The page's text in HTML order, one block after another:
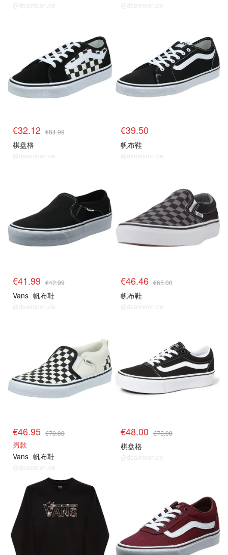
@dealmoon.de @dealmoon.de
€32.12 €64.99
棋盘格
@dealmoon.de
€39.50
帆布鞋
@dealmoon.de
€41.99 €42.99
Vans 帆布鞋
@dealmoon.de
€46.46 €65.00
帆布鞋
@dealmoon.de
€46.95 €70.00
男款
Vans 帆布鞋
@dealmoon.de
€48.00 €75.00
棋盘格
@dealmoon.de